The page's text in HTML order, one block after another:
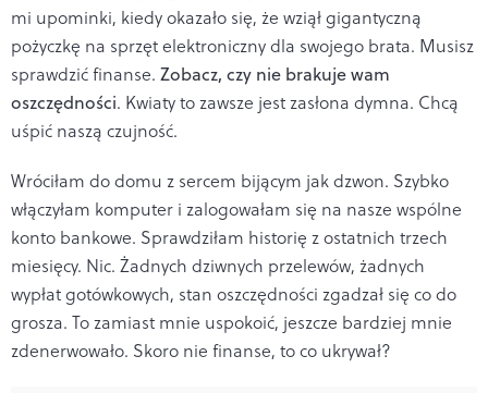
mi upominki, kiedy okazało się, że wziął gigantyczną
pożyczkę na sprzęt elektroniczny dla swojego brata. Musisz
sprawdzić finanse. Zobacz, czy nie brakuje wam
oszczędności. Kwiaty to zawsze jest zasłona dymna. Chcą
uśpić naszą czujność.
Wróciłam do domu z sercem bijącym jak dzwon. Szybko
włączyłam komputer i zalogowałam się na nasze wspólne
konto bankowe. Sprawdziłam historię z ostatnich trzech
miesięcy. Nic. Żadnych dziwnych przelewów, żadnych
wypłat gotówkowych, stan oszczędności zgadzał się co do
grosza. To zamiast mnie uspokoić, jeszcze bardziej mnie
zdenerwowało. Skoro nie finanse, to co ukrywał?